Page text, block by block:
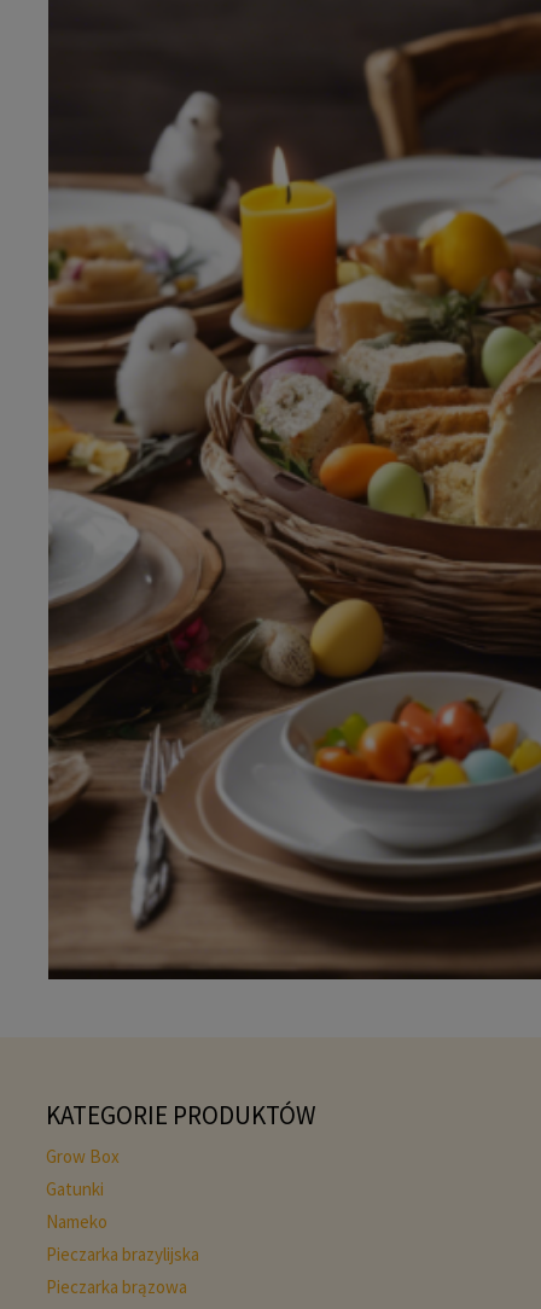
KATEGORIE PRODUKTÓW
Grow Box
Gatunki
Nameko
Pieczarka brazylijska
Pieczarka brązowa